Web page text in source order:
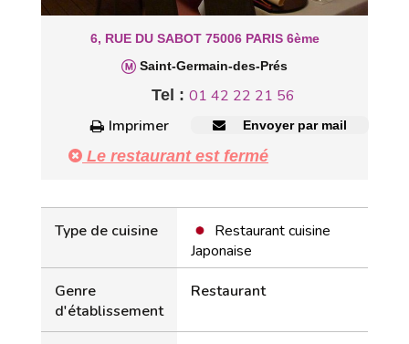
6, RUE DU SABOT 75006 PARIS 6ème
Saint-Germain-des-Prés
Tel : 01 42 22 21 56
Imprimer
Envoyer par mail
Le restaurant est fermé
Type de cuisine
Restaurant cuisine
Japonaise
Genre
d'établissement
Restaurant